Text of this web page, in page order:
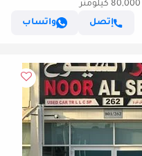
80,000 كيلومتر
إتصل
واتساب